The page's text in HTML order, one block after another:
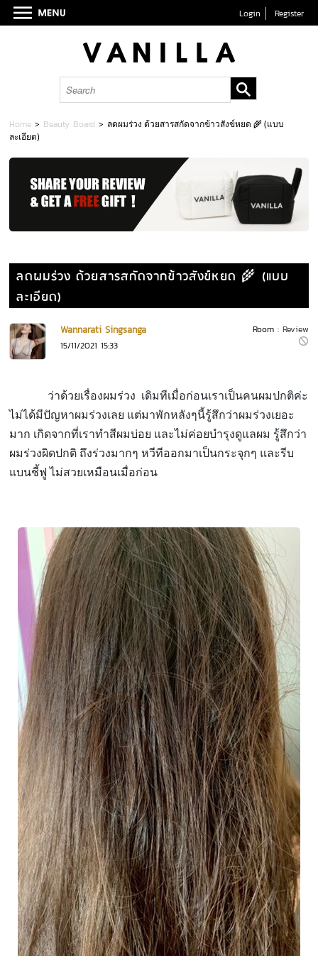
Login Register
Home > Beauty Board > ลดผมร่วง ด้วยสารสกัดจากข้าวสังข์หยด 🌾 (แบบ
ละเอียด)
ลดผมร่วง ด้วยสารสกัดจากข้าวสังข์หยด 🌾 (แบบ
ละเอียด)
Room : Review
Wannarati Singsanga
15/11/2021 15:33
ว่าด้วยเรื่องผมร่วง เดิมทีเมื่อก่อนเราเป็นคนผมปกติค่ะ
ไม่ได้มีปัญหาผมร่วงเลย แต่มาพักหลังๆนี้รู้สึกว่าผมร่วงเยอะ
มาก เกิดจากที่เราทำสีผมบ่อย และไม่ค่อยบำรุงดูแลผม รู้สึกว่า
ผมร่วงผิดปกติ ถึงร่วงมากๆ หวีทีออกมาเป็นกระจุกๆ และรีบ
แบนชี้ฟู ไม่สวยเหมือนเมื่อก่อน